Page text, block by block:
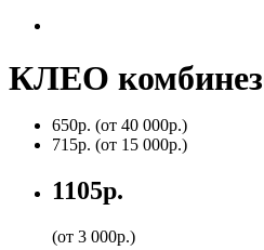
КЛЕО
650р. (от 40 000р.)
715р. (от 15 000р.)
1105р.
(от 3 000р.)